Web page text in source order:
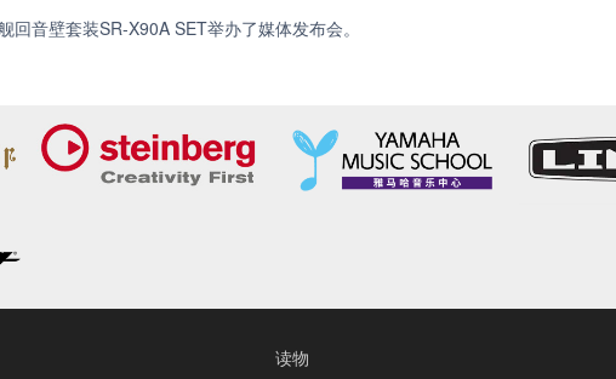
音壁套装SR-X90A SET举办了媒体发布会。
读物